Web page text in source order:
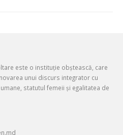
este o instituție obștească, care
unui discurs integrator cu
statutul femeii și egalitatea de